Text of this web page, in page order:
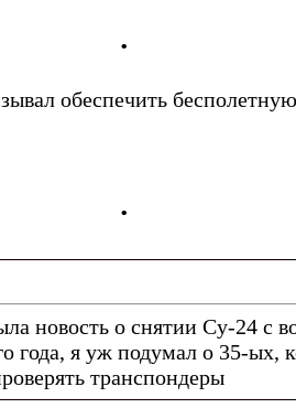
.
обеспечить
.
новость о снятии Су-24 с
года, я уж подумал о 35-ых,
транспондеры